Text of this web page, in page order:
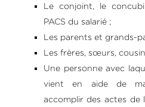
Le conjoint, le
PACS du salarié ;
Les parents et grands-
Les frères, sœurs,
Une personne avec
vient en aide de
accomplir des actes de